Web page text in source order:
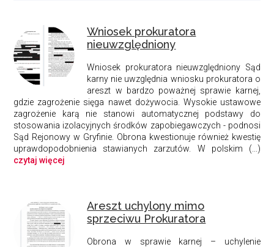
Wniosek prokuratora
nieuwzględniony
Wniosek prokuratora nieuwzględniony Sąd
karny nie uwzględnia wniosku prokuratora o
areszt w bardzo poważnej sprawie karnej,
gdzie zagrożenie sięga nawet dożywocia. Wysokie ustawowe
zagrożenie karą nie stanowi automatycznej podstawy do
stosowania izolacyjnych środków zapobiegawczych - podnosi
Sąd Rejonowy w Gryfinie. Obrona kwestionuje również kwestię
uprawdopodobnienia stawianych zarzutów. W polskim (...)
czytaj więcej
Areszt uchylony mimo
sprzeciwu Prokuratora
Obrona w sprawie karnej – uchylenie